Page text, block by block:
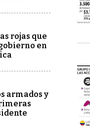
rojas que
en
armados y